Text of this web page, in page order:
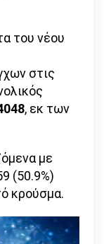
νέοι
του νέου
στις
, εκ των
με
(50.9%)
κρούσμα.